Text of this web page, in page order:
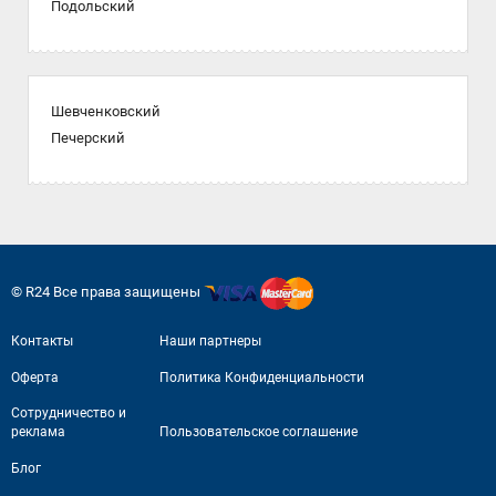
Подольский
Шевченковский
Печерский
© R24 Все права защищены
Контакты Наши партнеры
Оферта Политика Конфиденциальности
Сотрудничество и
реклама
Пользовательское соглашение
Блог